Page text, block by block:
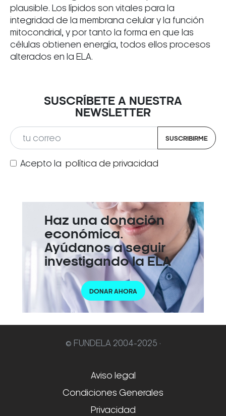
plausible. Los lípidos son vitales para la
integridad de la membrana celular y la función
mitocondrial, y por tanto la forma en que las
células obtienen energía, todos ellos procesos
alterados en la ELA.
SUSCRÍBETE A NUESTRA
NEWSLETTER
SUSCRIBIRME
Acepto la política de privacidad
Haz una donación
económica.
Ayúdanos a seguir
investigando la ELA
DONAR AHORA
© FUNDELA 2004-2025 ·
Aviso legal
Condiciones Generales
Privacidad